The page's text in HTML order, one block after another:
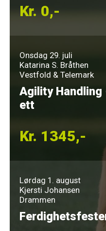
Kr. 0,-
Onsdag 29. juli
Katarina S. Bråthen
Vestfold & Telemark
Agility Handling
ett
Kr. 1345,-
Lørdag 1. august
Kjersti Johansen
Drammen